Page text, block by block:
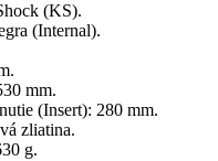
(KS).
(Internal).
mm.
(Insert): 280 mm.
zliatina.
g.